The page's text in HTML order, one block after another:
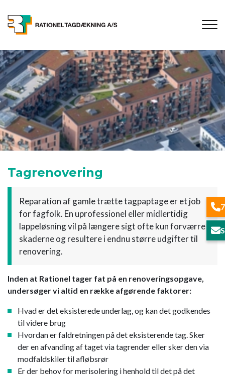
hovedindhold
Tagrenovering
Reparation af gamle trætte tagpaptage er et job
for fagfolk. En uprofessionel eller midlertidig
lappeløsning vil på længere sigt ofte kun forværre
skaderne og resultere i endnu større udgifter til
renovering.
Inden at Rationel tager fat på en renoveringsopgave,
undersøger vi altid en række afgørende faktorer:​
Hvad er det eksisterede underlag, og kan det godkendes
til videre brug
Hvordan er faldretningen på det eksisterende tag. Sker
der en afvanding af taget via tagrender eller sker den via
modfaldskiler til afløbsrør
Er der behov for merisolering i henhold til det på det